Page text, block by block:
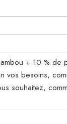
+ 10 % de
vos besoins,
souhaitez,